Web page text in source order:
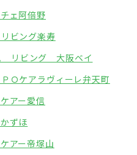
ェ阿倍野
ビング楽寿
リビング 大阪ベイ
Ｏケアラヴィーレ弁天町
アー愛信
ずほ
アー帝塚山